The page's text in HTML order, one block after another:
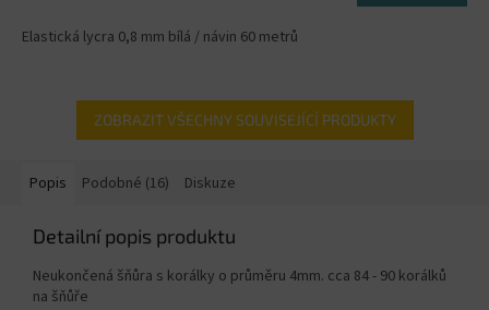
Elastická lycra 0,8 mm bílá / návin 60 metrů
ZOBRAZIT VŠECHNY SOUVISEJÍCÍ PRODUKTY
Popis Podobné (16) Diskuze
Detailní popis produktu
Neukončená šňůra s korálky o průměru 4mm. cca 84 - 90 korálků
na šňůře